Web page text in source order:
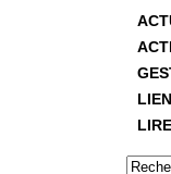
LIRE